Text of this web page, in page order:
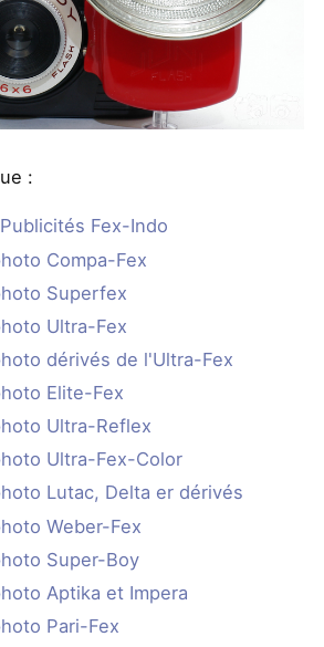
:
Fex-Indo
Compa-Fex
Superfex
Ultra-Fex
dérivés de l'Ultra-Fex
Elite-Fex
Ultra-Reflex
Ultra-Fex-Color
Lutac, Delta er dérivés
Weber-Fex
Super-Boy
Aptika et Impera
Pari-Fex